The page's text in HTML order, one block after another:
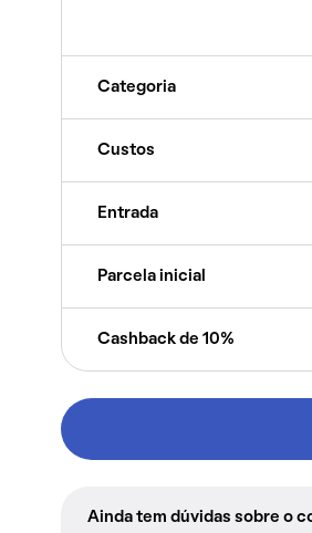
Categoria
Custos
Entrada
Parcela inicial
Cashback de 10%
Ainda tem dúvidas sobre o